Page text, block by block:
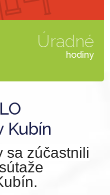
Úradné
hodiny
Kubín
sa zúčastnili